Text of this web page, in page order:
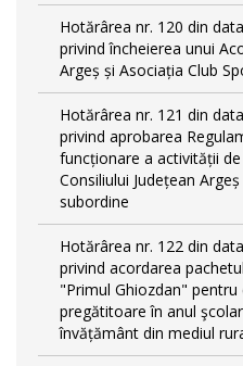
Hotărârea nr. 120 din
privind încheierea unui
Argeș și Asociația Club
Hotărârea nr. 121 din
privind aprobarea
funcționare a activității
Consiliului Județean
subordine
Hotărârea nr. 122 din
privind acordarea
"Primul Ghiozdan" pentru
pregătitoare în anul
învățământ din mediul